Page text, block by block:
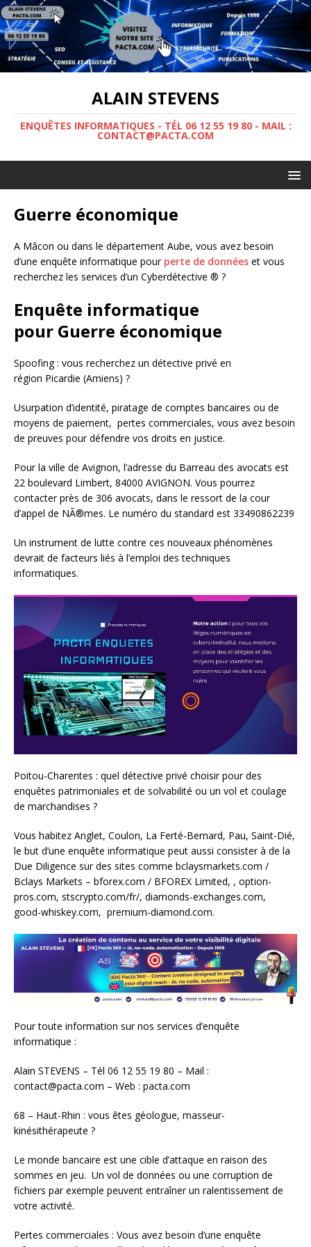
ALAIN STEVENS
ENQUÊTES INFORMATIQUES - TÉL 06 12 55 19 80 - MAIL :
CONTACT@PACTA.COM
Guerre économique
A Mâcon ou dans le département Aube, vous avez besoin
d’une enquête informatique pour perte de données et vous
recherchez les services d’un Cyberdétective ® ?
Enquête informatique
pour Guerre économique
Spoofing : vous recherchez un détective privé en
région Picardie (Amiens) ?
Usurpation d’identité, piratage de comptes bancaires ou de
moyens de paiement, pertes commerciales, vous avez besoin
de preuves pour défendre vos droits en justice.
Pour la ville de Avignon, l’adresse du Barreau des avocats est
22 boulevard Limbert, 84000 AVIGNON. Vous pourrez
contacter près de 306 avocats, dans le ressort de la cour
d’appel de NÃ®mes. Le numéro du standard est 33490862239
Un instrument de lutte contre ces nouveaux phénomènes
devrait de facteurs liés à l’emploi des techniques
informatiques.
Poitou-Charentes : quel détective privé choisir pour des
enquêtes patrimoniales et de solvabilité ou un vol et coulage
de marchandises ?
Vous habitez Anglet, Coulon, La Ferté-Bernard, Pau, Saint-Dié,
le but d’une enquête informatique peut aussi consister à de la
Due Diligence sur des sites comme bclaysmarkets.com /
Bclays Markets – bforex.com / BFOREX Limited, , option-
pros.com, stscrypto.com/fr/, diamonds-exchanges.com,
good-whiskey.com, premium-diamond.com.
Pour toute information sur nos services d’enquête
informatique :
Alain STEVENS – Tél 06 12 55 19 80 – Mail :
contact@pacta.com – Web : pacta.com
68 – Haut-Rhin : vous êtes géologue, masseur-
kinésithérapeute ?
Le monde bancaire est une cible d’attaque en raison des
sommes en jeu. Un vol de données ou une corruption de
fichiers par exemple peuvent entraîner un ralentissement de
votre activité.
Pertes commerciales : Vous avez besoin d’une enquête